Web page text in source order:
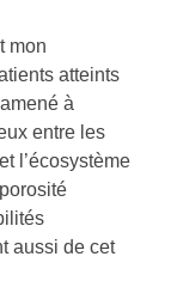
mon
atteints
à
entre les
l’écosystème
aussi de cet